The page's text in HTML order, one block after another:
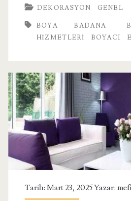
Şirketi
DEKORASYON GENEL
BOYA BADANA
HIZMETLERI
BOYACI
Tarih: Mart 23, 2025 Yazar: